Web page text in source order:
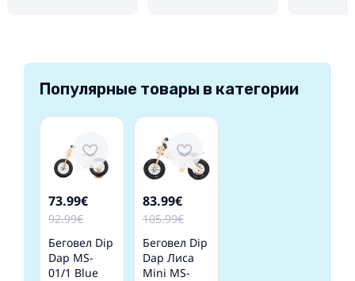
Популярные товары в категории
73.99€
92.99€
Беговел Dip
Dap MS-
01/1 Blue
83.99€
105.99€
Беговел Dip
Dap Лиса
Mini MS-